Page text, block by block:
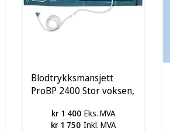
Blodtrykksmansjett
ProBP 2400 Stor voksen,
kr 1 400 Eks. MVA
kr 1 750 Inkl. MVA